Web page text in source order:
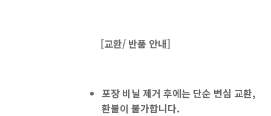
[교환/ 반품 안내]
포장 비닐 제거 후에는 단순 변심 교환,
환불이 불가합니다.